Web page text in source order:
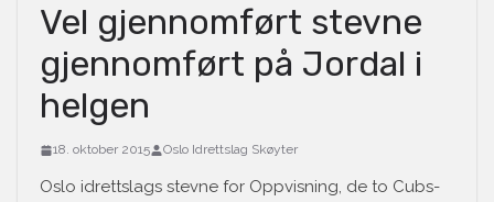
Vel gjennomført stevne
gjennomført på Jordal i
helgen
18. oktober 2015 Oslo Idrettslag Skøyter
Oslo idrettslags stevne for Oppvisning, de to Cubs-